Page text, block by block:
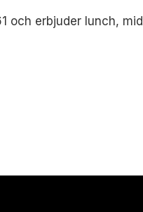
och erbjuder lunch,